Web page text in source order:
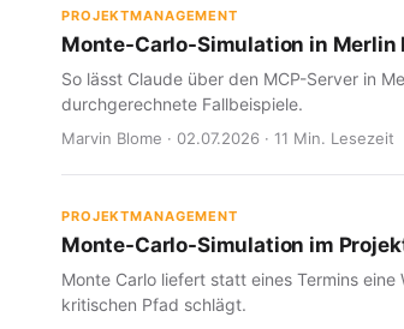
PROJEKTMANAGEMENT
Monte-Carlo-Simulation in Merlin
So lässt Claude über den MCP-Server in
durchgerechnete Fallbeispiele.
Marvin Blome · 02.07.2026 · 11 Min. Lesezeit
PROJEKTMANAGEMENT
Monte-Carlo-Simulation im
Monte Carlo liefert statt eines Termins
kritischen Pfad schlägt.